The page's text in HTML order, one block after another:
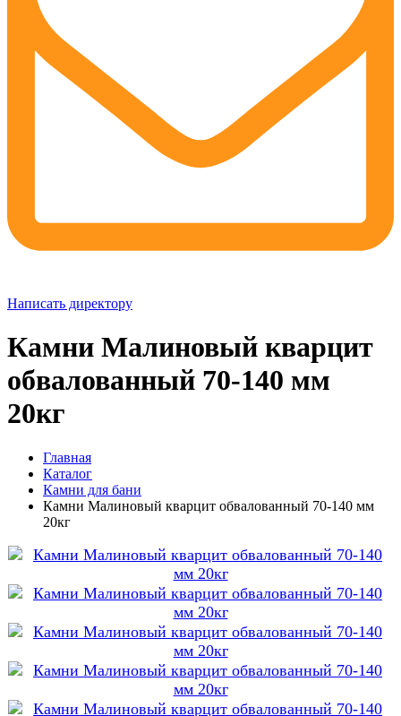
Написать директору
Камни Малиновый кварцит
обвалованный 70-140 мм
20кг
Главная
Каталог
Камни для бани
Камни Малиновый кварцит обвалованный 70-140 мм
20кг